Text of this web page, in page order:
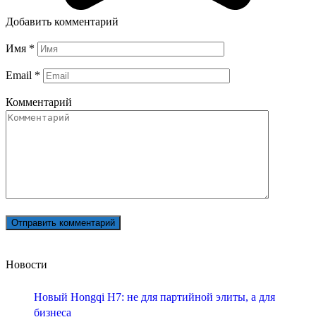
Добавить комментарий
Имя *
Email *
Комментарий
Новости
Новый Hongqi H7: не для партийной элиты, а для
бизнеса